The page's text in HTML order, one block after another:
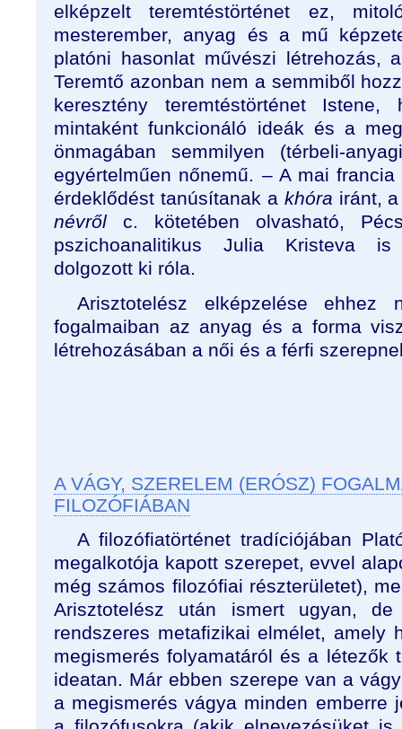
elképzelt teremtéstörténet ez,
mesterember, anyag és a mű
platóni hasonlat művészi létrehozás,
Teremtő azonban nem a semmiből
keresztény teremtéstörténet
mintaként funkcionáló ideák és a
önmagában semmilyen (térbeli-
egyértelműen nőnemű. – A mai
érdeklődést tanúsítanak a khóra iránt,
névről c. kötetében olvasható,
pszichoanalitikus Julia Kristeva is
dolgozott ki róla.
Arisztotelész elképzelése
fogalmaiban az anyag és a forma
létrehozásában a női és a férfi
A VÁGY, SZERELEM (ERÓSZ)
FILOZÓFIÁBAN
A filozófiatörténet tradíciójában
megalkotója kapott szerepet, evvel
még számos filozófiai részterületet),
Arisztotelész után ismert ugyan,
rendszeres metafizikai elmélet, amely
megismerés folyamatáról és a létezők
ideatan. Már ebben szerepe van a
a megismerés vágya minden emberre